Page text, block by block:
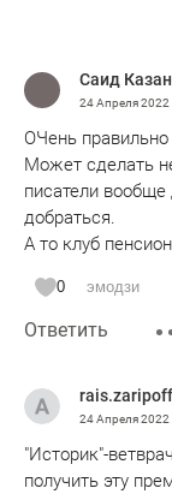
ответственность
Саид
24 Апреля 2022
ОЧень
Может сделать
писатели
добраться.
А то клуб
0 эмодзи
Ответить
rais.zaripoff
24 Апреля 2022
"Историк"-
получить эту